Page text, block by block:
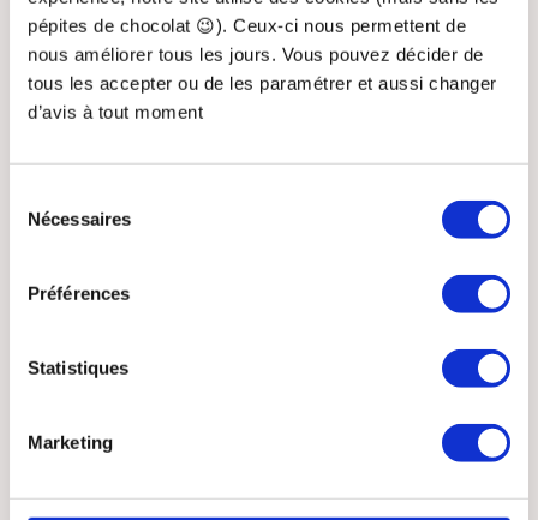
pépites de chocolat 😉). Ceux-ci nous permettent de
nous améliorer tous les jours. Vous pouvez décider de
tous les accepter ou de les paramétrer et aussi changer
d’avis à tout moment
Nécessaires
Préférences
Statistiques
Marketing
19h30 dans votre agenda pour être certain.e de ne
pas rater la conférence.
conférence. Si le mail est dans votre onglet
Promotions de votre boîte mail, déplacez-le dans
les informations.
Nous allons vous envoyer des ressources gratuites
avant la